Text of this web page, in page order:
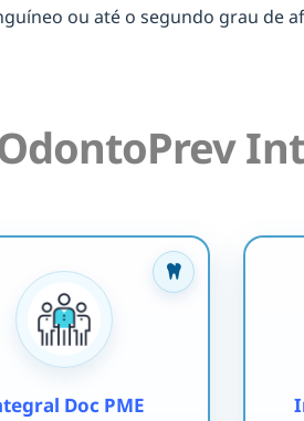
ou até o segundo grau de
Doc PME